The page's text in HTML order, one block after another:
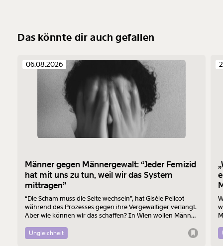
Das könnte dir auch gefallen
06.08.2026
Männer gegen Männergewalt: “Jeder Femizid
hat mit uns zu tun, weil wir das System
mittragen”
“Die Scham muss die Seite wechseln”, hat Gisèle Pelicot
während des Prozesses gegen ihre Vergewaltiger verlangt.
Aber wie können wir das schaffen? In Wien wollen Männer
Männergewalt den ersten Schritt machen.
Ungleichheit